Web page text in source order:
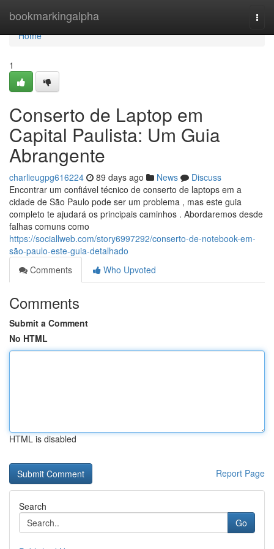
bookmarkingalpha
Home
Home
1
Conserto de Laptop em
Capital Paulista: Um Guia
Abrangente
charlieugpg616224 89 days ago News
Discuss
Encontrar um confiável técnico de conserto de laptops em a
cidade de São Paulo pode ser um problema , mas este guia
completo te ajudará os principais caminhos . Abordaremos desde
falhas comuns como
https://sociallweb.com/story6997292/conserto-de-notebook-em-
são-paulo-este-guia-detalhado
Comments
Who Upvoted
Comments
Submit a Comment
No HTML
HTML is disabled
Report Page
Search
Go